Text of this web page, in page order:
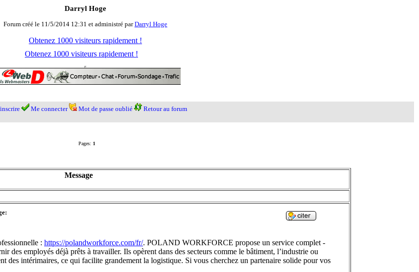
Darryl Hoge
Forum créé le 11/5/2014 12:31 et administré parDarryl Hoge
Obtenez 1000 visiteurs rapidement !
Obtenez 1000 visiteurs rapidement !
Me connecter Mot de passe oublié Retour au forum
Pages: 1
Message
: https://polandworkforce.com/fr/. POLAND WORKFORCE propose un service complet -
des employés déjà prêts à travailler. Ils opèrent dans des secteurs comme le bâtiment, l’industrie ou
des intérimaires, ce qui facilite grandement la logistique. Si vous cherchez un partenaire solide pour vos